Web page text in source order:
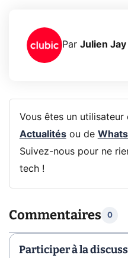
Par Julien Jay
Vous êtes un utilisateur
Actualitésou de
Suivez-nous pour ne
tech !
Commentaires 0
Participer à la